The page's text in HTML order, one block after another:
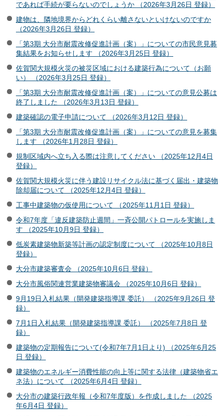
であれば手続が要らないのでしょうか （2026年3月26日 登録）
建物は、隣地境界からどれくらい離さないといけないのですか
（2026年3月26日 登録）
「第3期 大分市耐震改修促進計画（案）」についての市民意見募
集結果をお知らせします （2026年3月25日 登録）
佐賀関大規模火災の被災区域における建築行為について（お願
い） （2026年3月25日 登録）
「第3期 大分市耐震改修促進計画（案）」についての意見公募は
終了しました （2026年3月13日 登録）
建築確認の電子申請について （2026年3月12日 登録）
「第3期 大分市耐震改修促進計画（案）」についての意見を募集
します （2026年1月28日 登録）
規制区域内へ立ち入る際は注意してください （2025年12月4日
登録）
佐賀関大規模火災に伴う建設リサイクル法に基づく届出・建築物
除却届について （2025年12月4日 登録）
工事中建築物の仮使用について （2025年11月1日 登録）
令和7年度「違反建築防止週間」一斉公開パトロールを実施しま
す （2025年10月9日 登録）
低炭素建築物新築等計画の認定制度について （2025年10月8日
登録）
大分市建築審査会 （2025年10月6日 登録）
大分市風俗関連営業建築物審議会 （2025年10月6日 登録）
9月19日入札結果（開発建築指導課 委託） （2025年9月26日 登
録）
7月1日入札結果（開発建築指導課 委託） （2025年7月8日 登
録）
建築物の定期報告について(令和7年7月1日より) （2025年6月25
日 登録）
建築物のエネルギー消費性能の向上等に関する法律（建築物省エ
ネ法）について （2025年6月4日 登録）
大分市の建築行政年報（令和7年度版）を作成しました （2025
年6月4日 登録）